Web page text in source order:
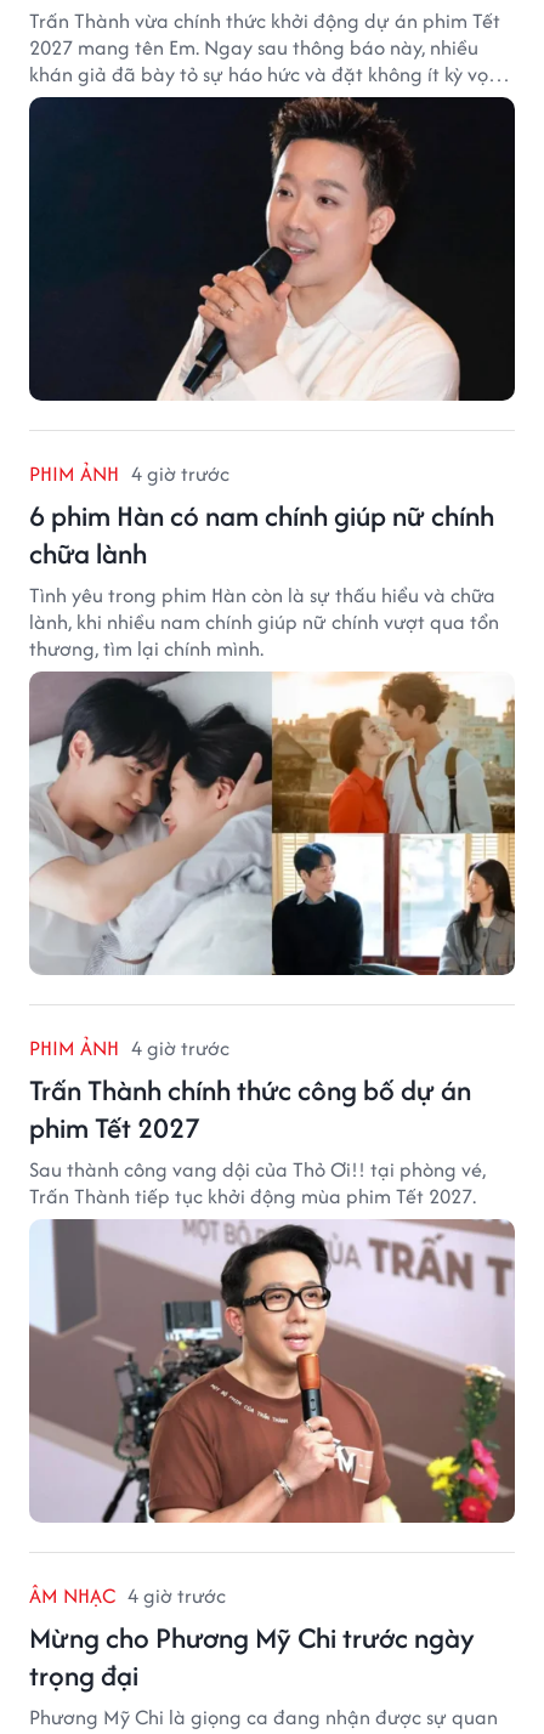
Trấn Thành vừa chính thức khởi động dự án phim Tết
2027 mang tên Em. Ngay sau thông báo này, nhiều
khán giả đã bày tỏ sự háo hức và đặt không ít kỳ vọng
vào bộ phim mới của Trấn Thành.
PHIM ẢNH 4 giờ trước
6 phim Hàn có nam chính giúp nữ chính
chữa lành
Tình yêu trong phim Hàn còn là sự thấu hiểu và chữa
lành, khi nhiều nam chính giúp nữ chính vượt qua tổn
thương, tìm lại chính mình.
PHIM ẢNH 4 giờ trước
Trấn Thành chính thức công bố dự án
phim Tết 2027
Sau thành công vang dội của Thỏ Ơi!! tại phòng vé,
Trấn Thành tiếp tục khởi động mùa phim Tết 2027.
ÂM NHẠC 4 giờ trước
Mừng cho Phương Mỹ Chi trước ngày
trọng đại
Phương Mỹ Chi là giọng ca đang nhận được sự quan